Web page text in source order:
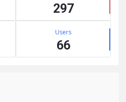
297
Users
66